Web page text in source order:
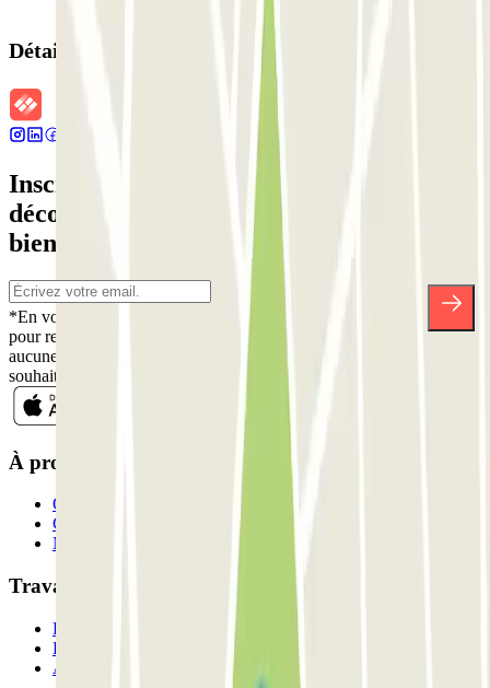
Détails de la réservation
Inscrivez-vous à notre newsletter et
découvrez des réductions, des concours et
bien d'autres surprises.
*En vous inscrivant, vous acceptez notre politique de confidentialité
pour recevoir des communications commerciales de Parclick. Sans
aucune obligation, vous pouvez vous désinscrire quand vous le
souhaitez dans la même newsletter.
À propos de Parclick
Qui sommes-nous ?
Comment ça marche?
Nos parkings
Travaillons ensemble?
Professionnels
Fournisseur de parking
Affiliés